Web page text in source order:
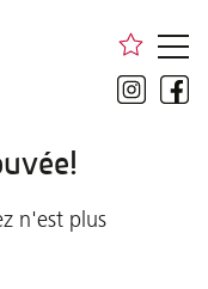
n'est plus